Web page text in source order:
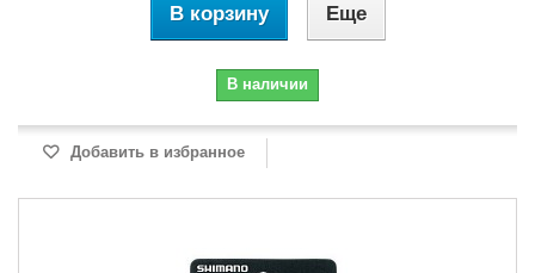
В корзину Еще
В наличии
Добавить в избранное